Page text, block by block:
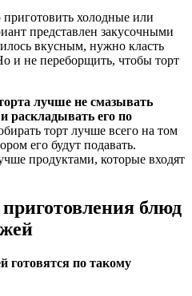
холодные или
представлен закусочными
вкусным, нужно класть
и не переборщить, чтобы торт
лучше не смазывать
раскладывать его по
торт лучше всего на том
его будут подавать.
продуктами, которые входят
блюд
готовятся по такому